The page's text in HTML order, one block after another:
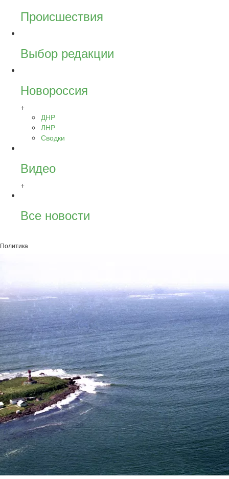
Происшествия
Выбор редакции
Новороссия
+
ДНР
ЛНР
Сводки
Видео
+
Все новости
Политика